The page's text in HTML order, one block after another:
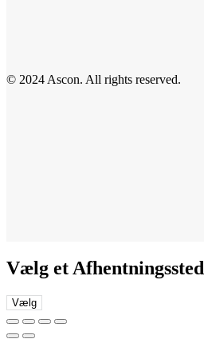
© 2024 Ascon. All rights reserved.
Vælg et Afhentningssted
Vælg